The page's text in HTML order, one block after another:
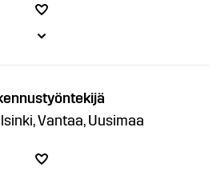
Vantaa, Uusimaa